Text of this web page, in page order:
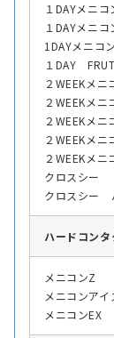
１DAYメニ
１DAYメニ
1DAYメニ
１DAY
２WEEKメ
２WEEKメ
２WEEKメ
２WEEKメ
２WEEKメ
クロスシー
クロスシー
ハード コン
メニコンZ
メニコンアイ
メニコンEX